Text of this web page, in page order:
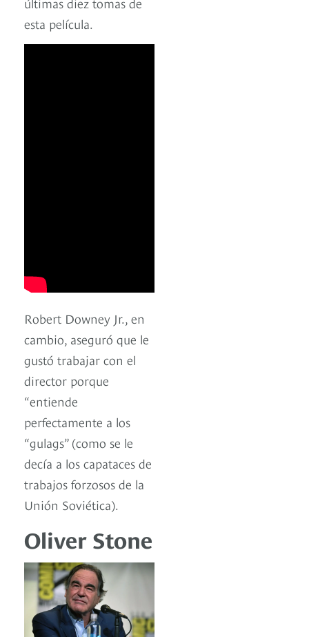
esta película.
Robert Downey Jr., en
cambio, aseguró que le
gustó trabajar con el
director porque
“entiende
perfectamente a los
“gulags” (como se le
decía a los capataces de
trabajos forzosos de la
Unión Soviética).
Oliver Stone